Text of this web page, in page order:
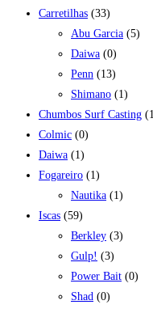
Carretilhas (33)
Abu Garcia (5)
Daiwa (0)
Penn (13)
Shimano (1)
Chumbos Surf Casting
Colmic (0)
Daiwa (1)
Fogareiro (1)
Nautika (1)
Iscas (59)
Berkley (3)
Gulp! (3)
Power Bait (0)
Shad (0)